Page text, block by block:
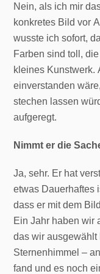
Nein, als ich mir
konkretes Bild vor
wusste ich sofort,
Farben sind toll,
kleines Kunstwerk.
einverstanden
stechen lassen
aufgeregt.
Nimmt er die
Ja, sehr. Er hat
etwas Dauerhaftes
dass er mit dem
Ein Jahr haben wir
das wir ausgewählt
Sternenhimmel –
fand und es noch